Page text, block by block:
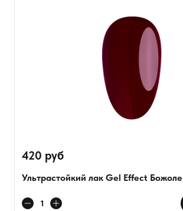
420 руб
Ультрастойкий лак Gel Effect